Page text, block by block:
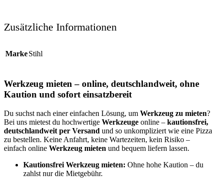
Zusätzliche Informationen
MarkeStihl
Werkzeug mieten – online, deutschlandweit, ohne
Kaution und sofort einsatzbereit
Du suchst nach einer einfachen Lösung, um Werkzeug zu mieten?
Bei uns mietest du hochwertige Werkzeuge online – kautionsfrei,
deutschlandweit per Versand und so unkompliziert wie eine Pizza
zu bestellen. Keine Anfahrt, keine Wartezeiten, kein Risiko –
einfach online Werkzeug mieten und bequem liefern lassen.
Kautionsfrei Werkzeug mieten: Ohne hohe Kaution – du
zahlst nur die Mietgebühr.